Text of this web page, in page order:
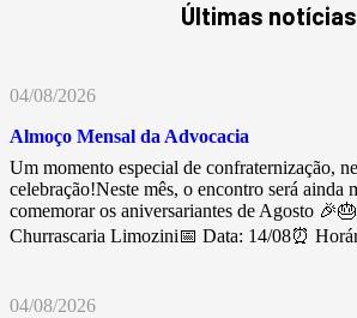
Últimas notícias
04/08/2026
Almoço Mensal da Advocacia
Um momento especial de confraternização,
celebração!Neste mês, o encontro será ainda
comemorar os aniversariantes de Agosto
Churrascaria Limozini📅 Data: 14/08⏰
04/08/2026